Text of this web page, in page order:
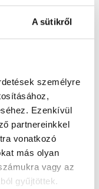
A sütikről
személyre
Ezenkívül
partnereinkkel
vonatkozó
más olyan
vagy az
gyűjtöttek.